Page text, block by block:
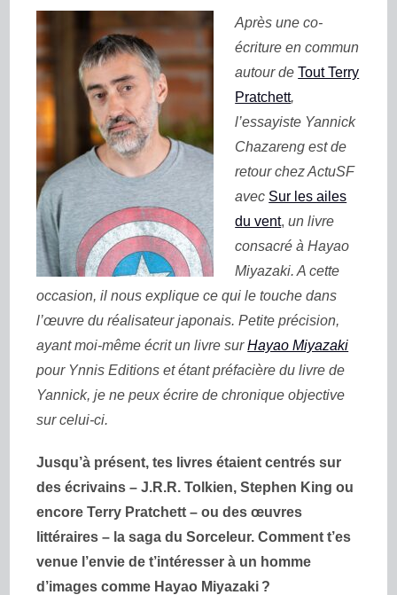
Après une co-
écriture en commun
autour deTout Terry
Pratchett,
l’essayiste Yannick
Chazareng est de
retour chez ActuSF
avec Sur les ailes
du vent, un livre
consacré à Hayao
Miyazaki. A cette
occasion, il nous explique ce qui le touche dans
l’œuvre du réalisateur japonais. Petite précision,
ayant moi-même écrit un livre surHayao Miyazaki
pour Ynnis Editions et étant préfacière du livre de
Yannick, je ne peux écrire de chronique objective
sur celui-ci.
Jusqu’à présent, tes livres étaient centrés sur
des écrivains – J.R.R. Tolkien, Stephen King ou
encore Terry Pratchett – ou des œuvres
littéraires – la saga du Sorceleur. Comment t’es
venue l’envie de t’intéresser à un homme
d’images comme Hayao Miyazaki ?